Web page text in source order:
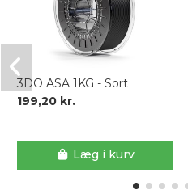
3DO ASA 1KG - Sort
199,20 kr.
Læg i kurv